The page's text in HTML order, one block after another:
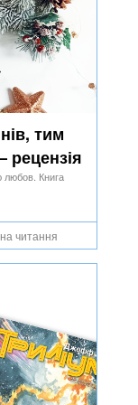
тим
рецензія
любов. Книга
читання